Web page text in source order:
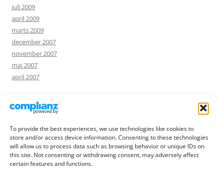
To provide the best experiences, we use technologies like cookies to
store and/or access device information. Consenting to these technologies
will allow us to process data such as browsing behavior or unique IDs on
this site. Not consenting or withdrawing consent, may adversely affect
certain features and functions.
juli 2009
april 2009
marts 2009
december 2007
november 2007
maj 2007
april 2007
NØGLEORD
annonce blomster ferie fotohjælphumor internet musicon
opskrift pibetræ privatliv quiche rejse roskilde
slægtsforskning sprog søgning